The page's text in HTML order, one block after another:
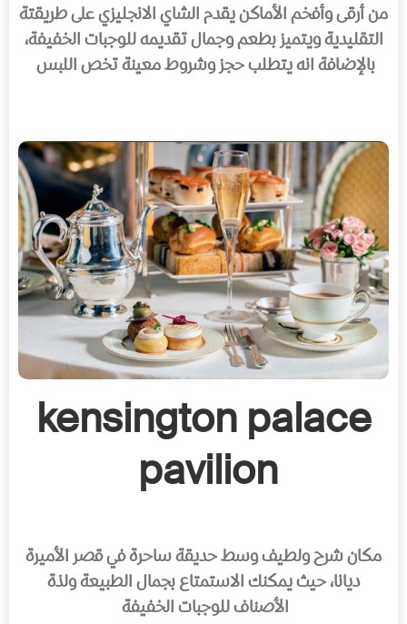
من أرقى وأفخم الأماكن يقدم الشاي الانجليزي على طريقتة
التقليدية ويتميز بطعم وجمال تقديمه للوجبات الخفيفة،
بالإضافة انه يتطلب حجز وشروط معينة تخص اللبس
kensington palace
pavilion
مكان شرح ولطيف وسط حديقة ساحرة في قصر الأميرة
ديانا، حيث يمكنك الاستمتاع بجمال الطبيعة ولذة
الأصناف للوجبات الخفيفة